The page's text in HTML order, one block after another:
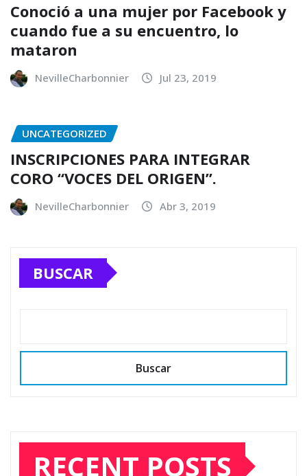
Conoció a una mujer por Facebook y
cuando fue a su encuentro, lo
mataron
NevilleCharbonnier Jul 23, 2019
UNCATEGORIZED
INSCRIPCIONES PARA INTEGRAR
CORO “VOCES DEL ORIGEN”.
NevilleCharbonnier Abr 3, 2019
BUSCAR
Buscar
RECENT POSTS